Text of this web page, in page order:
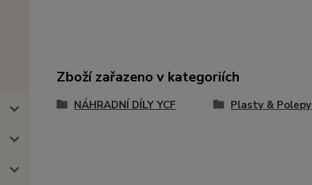
Zboží zařazeno v kategoriích
NÁHRADNÍ DÍLY YCF Plasty & Polepy